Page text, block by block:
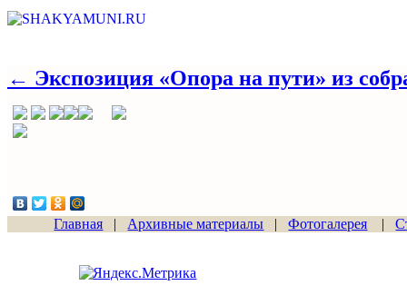
← Экспозиция «Опора на пути» из
Главная | Архивные материалы |Фотогалерея |